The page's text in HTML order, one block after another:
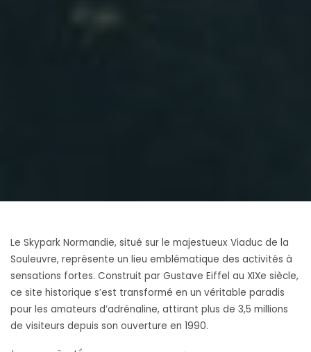
Le Skypark Normandie, situé sur le majestueux Viaduc de la
Souleuvre, représente un lieu emblématique des activités à
sensations fortes. Construit par Gustave Eiffel au XIXe siècle,
ce site historique s’est transformé en un véritable paradis
pour les amateurs d’adrénaline, attirant plus de 3,5 millions
de visiteurs depuis son ouverture en 1990.